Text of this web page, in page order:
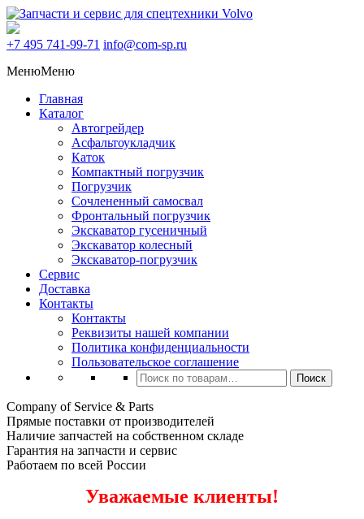
+7 495 741-99-71 info@com-sp.ru
МенюМеню
Главная
Каталог
Автогрейдер
Асфальтоукладчик
Каток
Компактный погрузчик
Погрузчик
Сочлененный самосвал
Фронтальный погрузчик
Экскаватор гусеничный
Экскаватор колесный
Экскаватор-погрузчик
Сервис
Доставка
Контакты
Контакты
Реквизиты нашей компании
Политика конфиденциальности
Пользовательское соглашение
Искать:
Поиск
Company of Service & Parts
Прямые поставки от производителей
Наличие запчастей на собственном складе
Гарантия на запчасти и сервис
Работаем по всей России
Уважаемые клиенты!